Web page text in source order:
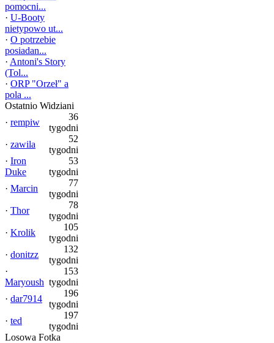
pomocni...
· U-Booty
nietypowo ut...
· O potrzebie
posiadan...
· Antoni's Story
(Tol...
· ORP "Orzeł" a
pola ...
Ostatnio Widziani
· rempiw
36
tygodni
· zawila
52
tygodni
· Iron
Duke
53
tygodni
· Marcin
77
tygodni
· Thor
78
tygodni
· Krolik
105
tygodni
· donitzz
132
tygodni
·
Maryoush
153
tygodni
· dar7914
196
tygodni
· ted
197
tygodni
Losowa Fotka